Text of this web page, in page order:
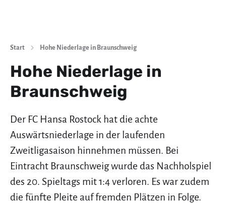
Start Hohe Niederlage in Braunschweig
Hohe Niederlage in
Braunschweig
Der FC Hansa Rostock hat die achte
Auswärtsniederlage in der laufenden
Zweitligasaison hinnehmen müssen. Bei
Eintracht Braunschweig wurde das Nachholspiel
des 20. Spieltags mit 1:4 verloren. Es war zudem
die fünfte Pleite auf fremden Plätzen in Folge.